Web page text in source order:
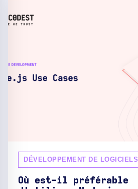
DÉVELOPPEMENT DE LOGICIELS
Où est-il préférable